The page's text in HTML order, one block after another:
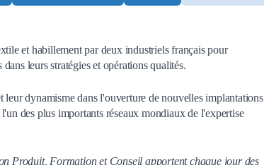
et habillement par deux industriels français pour
leurs stratégies et opérations qualités.
leur dynamisme dans l'ouverture de nouvelles implantations
des plus importants réseaux mondiaux de l'expertise
Produit, Formation et Conseil apportent chaque jour des